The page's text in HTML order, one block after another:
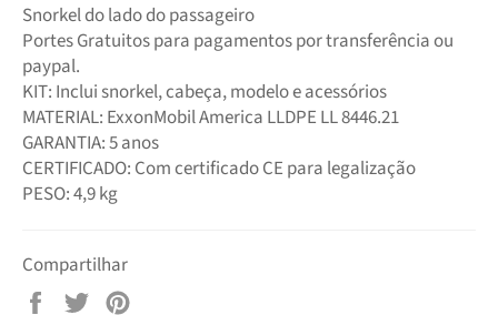
Snorkel do lado do passageiro
Portes Gratuitos para pagamentos por transferência ou
paypal.
KIT: Inclui snorkel, cabeça, modelo e acessórios
MATERIAL: ExxonMobil America LLDPE LL 8446.21
GARANTIA: 5 anos
CERTIFICADO: Com certificado CE para legalização
PESO: 4,9 kg
Compartilhar
Compartilhar
Tuitar